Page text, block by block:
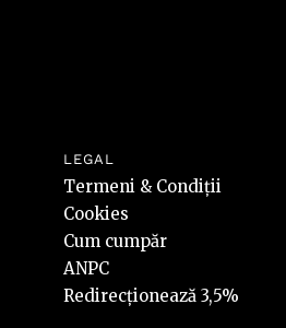
LEGAL
Termeni & Condiții
Cookies
Cum cumpăr
ANPC
Redirecționează 3,5%